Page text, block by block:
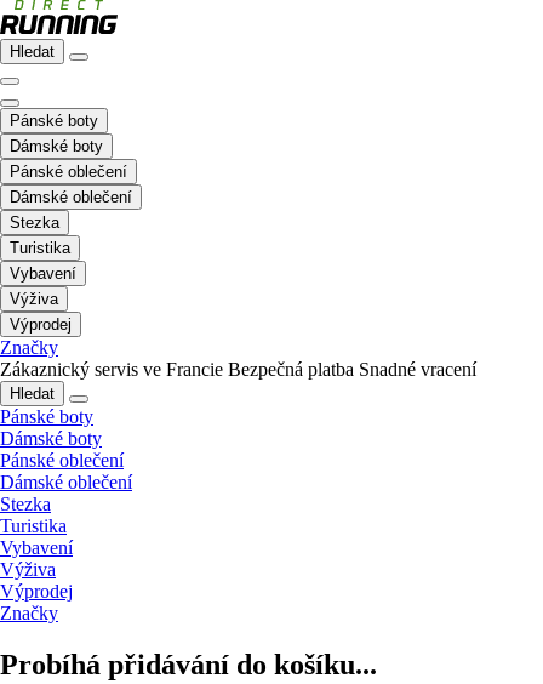
Hledat
Pánské boty
Dámské boty
Pánské oblečení
Dámské oblečení
Stezka
Turistika
Vybavení
Výživa
Výprodej
Značky
Zákaznický servis ve Francie Bezpečná platba Snadné vracení
Hledat
Pánské boty
Dámské boty
Pánské oblečení
Dámské oblečení
Stezka
Turistika
Vybavení
Výživa
Výprodej
Značky
Probíhá přidávání do košíku...